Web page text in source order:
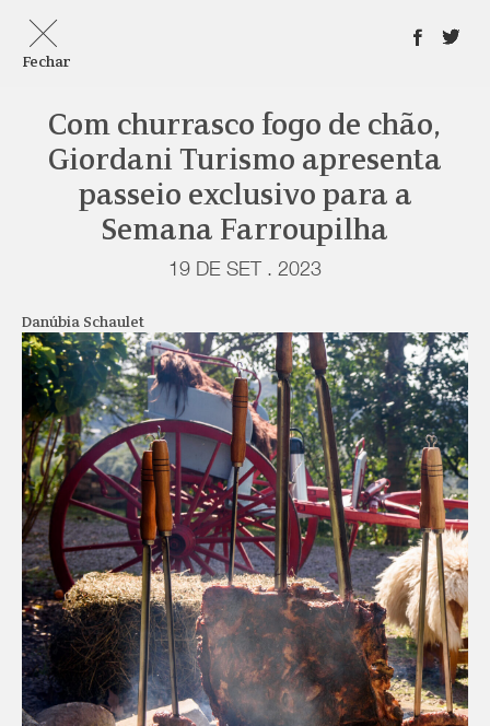
Fechar
Com churrasco fogo de chão,
Giordani Turismo apresenta
passeio exclusivo para a
Semana Farroupilha
19 DE SET . 2023
Danúbia Schaulet